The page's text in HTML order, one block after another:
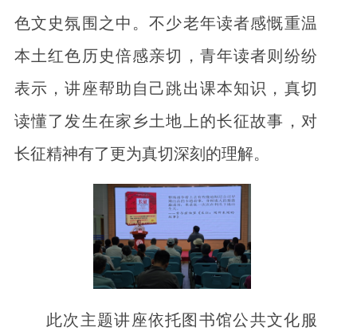
色文史氛围之中。不少老年读者感慨重温
本土红色历史倍感亲切，青年读者则纷纷
表示，讲座帮助自己跳出课本知识，真切
读懂了发生在家乡土地上的长征故事，对
长征精神有了更为真切深刻的理解。
此次主题讲座依托图书馆公共文化服